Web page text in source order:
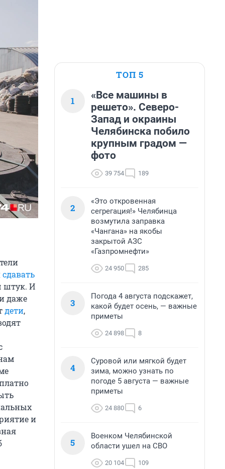
сдавать
штук. И
даже
дети,
и
ТОП 5
1
«Все машины в
решето». Северо-
Запад и окраины
Челябинска побило
крупным градом —
фото
39 754 189
2
«Это откровенная
сегрегация!» Челябинца
возмутила заправка
«Чангана» на якобы
закрытой АЗС
«Газпромнефти»
24 950 285
3
Погода 4 августа подскажет,
какой будет осень, — важные
приметы
24 898 8
4
Суровой или мягкой будет
зима, можно узнать по
погоде 5 августа — важные
приметы
24 880 6
5
Военком Челябинской
области ушел на СВО
20 104 109